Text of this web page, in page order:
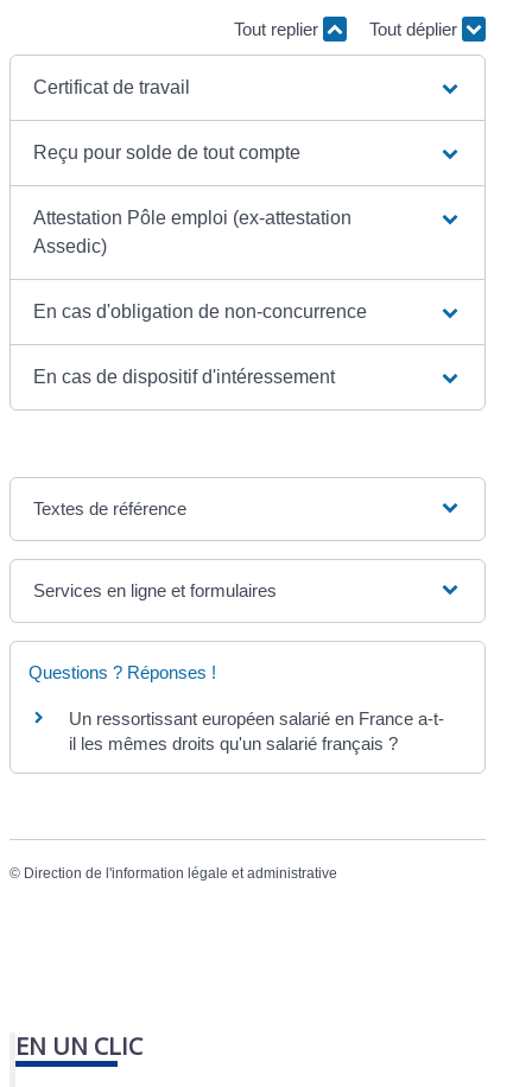
Tout replier Tout déplier
Certificat de travail
Reçu pour solde de tout compte
Attestation Pôle emploi (ex-attestation
Assedic)
En cas d'obligation de non-concurrence
En cas de dispositif d'intéressement
Textes de référence
Services en ligne et formulaires
Questions ? Réponses !
Un ressortissant européen salarié en France a-t-
il les mêmes droits qu'un salarié français ?
© Direction de l'information légale et administrative
EN UN CLIC